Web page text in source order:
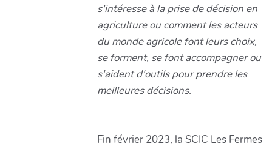
s'intéresse à la prise de décision en
agriculture ou comment les acteurs
du monde agricole font leurs choix,
se forment, se font accompagner ou
s'aident d'outils pour prendre les
meilleures décisions.
Fin février 2023, la SCIC Les Fermes